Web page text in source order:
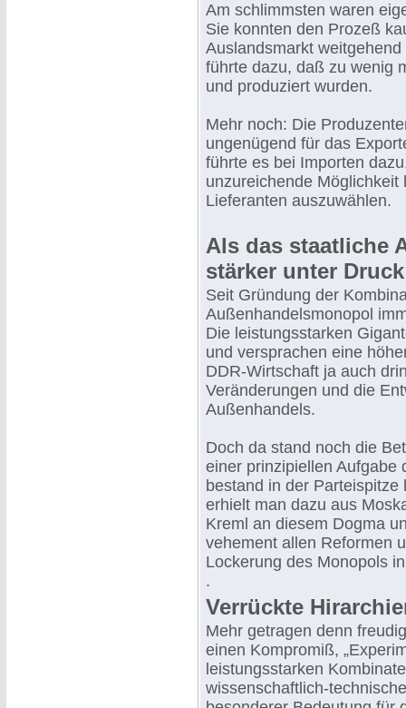
Am schlimmsten waren
Sie konnten den Prozeß
Auslandsmarkt
führte dazu, daß zu wenig
und produziert wurden.
Mehr noch: Die
ungenügend für das
führte es bei Importen
unzureichende
Lieferanten auszuwählen.
Als das staatliche
stärker unter
Seit Gründung der
Außenhandelsmonopol
Die leistungsstarken
und versprachen eine
DDR-Wirtschaft ja auch
Veränderungen und die
Außenhandels.
Doch da stand noch die
einer prinzipiellen Aufgabe
bestand in der
erhielt man dazu aus
Kreml an diesem Dogma
vehement allen Reformen
Lockerung des Monopols
.
Verrückte
Mehr getragen denn
einen Kompromiß,
leistungsstarken
wissenschaftlich-